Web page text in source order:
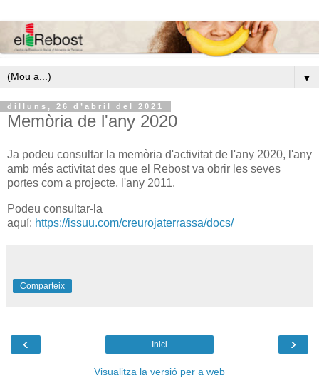
▼
dilluns, 26 d’abril del 2021
Memòria de l'any 2020
Ja podeu consultar la memòria d'activitat de l'any 2020, l'any
amb més activitat des que el Rebost va obrir les seves
portes com a projecte, l'any 2011.
Podeu consultar-la
aquí: https://issuu.com/creurojaterrassa/docs/
Comparteix
‹ ›
Inici
Visualitza la versió per a web